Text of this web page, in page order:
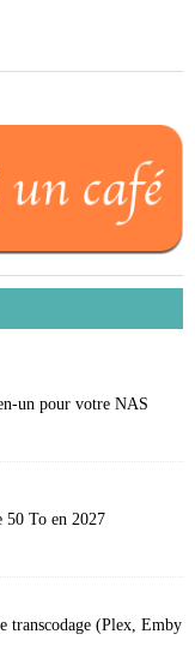
un pour votre NAS
50 To en 2027
transcodage (Plex, Emby